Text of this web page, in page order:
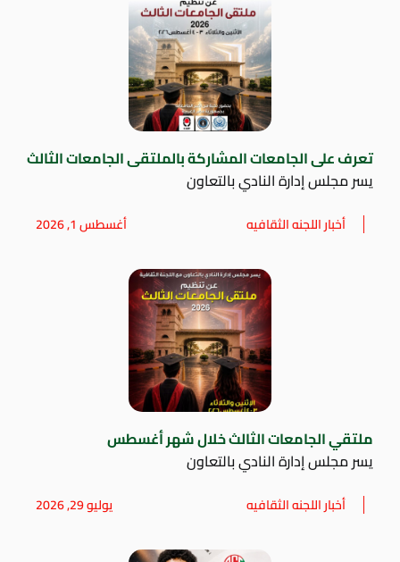
تعرف على الجامعات المشاركة بالملتقى الجامعات الثالث
يسر مجلس إدارة النادي بالتعاون
أخبار اللجنه الثقافيه أغسطس 1, 2026
ملتقي الجامعات الثالث خلال شهر أغسطس
يسر مجلس إدارة النادي بالتعاون
أخبار اللجنه الثقافيه يوليو 29, 2026